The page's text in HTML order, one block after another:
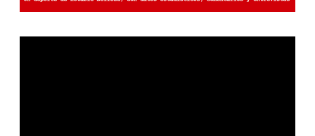
Reproductor